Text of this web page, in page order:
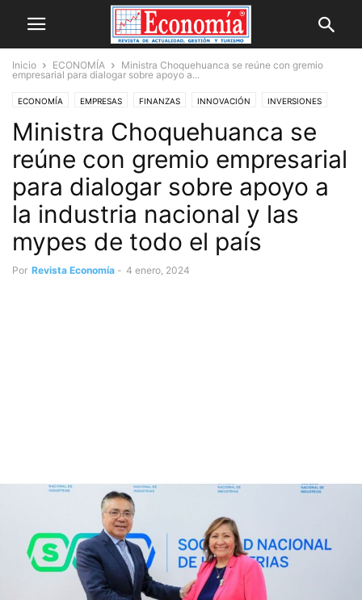
Inicio ECONOMÍA
Ministra Choquehuanca se reúne con gremio
empresarial para dialogar sobre apoyo a...
ECONOMÍA EMPRESAS FINANZAS INNOVACIÓN INVERSIONES
MERCADO NEGOCIOS OPINIÓN
Ministra Choquehuanca se
reúne con gremio empresarial
para dialogar sobre apoyo a
la industria nacional y las
mypes de todo el país
Por Revista Economía - 4 enero, 2024